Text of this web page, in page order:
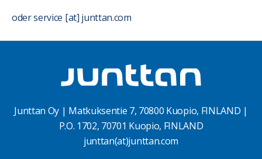
oder service [at] junttan.com
Junttan Oy | Matkuksentie 7, 70800 Kuopio, FINLAND |
P.O. 1702, 70701 Kuopio, FINLAND
junttan(at)junttan.com